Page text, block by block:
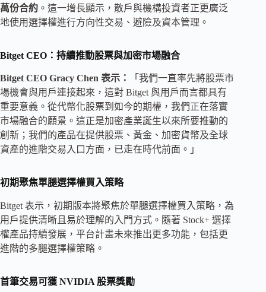
萬份合約 。這一增長顯示，散戶與機構投資者正更廣泛
地使用選擇權進行方向性交易、避險及資本管理。
Bitget CEO：持續推動股票與加密市場融合
Bitget CEO Gracy Chen 表示：
「我們一直率先將股票市
場機會與用戶連接起來，這對 Bitget 與用戶而言都具有
重要意義。從代幣化股票到如今的期權，我們正在落實
市場融合的願景。這正是加密產業誕生以來所要推動的
創新；我們的產品在提供股票、黃金、加密貨幣及全球
資產的進階交易入口方面，已走在時代前面。」
初期聚焦單腿選擇權買入策略
Bitget 表示，初期版本將聚焦於單腿選擇權買入策略，為
用戶提供清晰且易於理解的入門方式。隨著 Stock+ 選擇
權產品持續發展，平台計畫未來推出更多功能，包括更
進階的多腿選擇權策略。
首筆交易可獲 NVIDIA 股票獎勵